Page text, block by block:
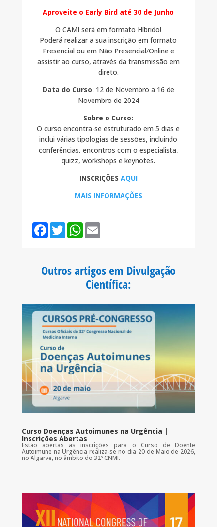
Aproveite o Early Bird até 30 de Junho
O CAMI será em formato Híbrido!
Poderá realizar a sua inscrição em formato
Presencial ou em Não Presencial/Online e
assistir ao curso, através da transmissão em
direto.
Data do Curso: 12 de Novembro a 16 de
Novembro de 2024
Sobre o Curso:
O curso encontra-se estruturado em 5 dias e
inclui várias tipologias de sessões, incluindo
conferências, encontros com o especialista,
quizz, workshops e keynotes.
INSCRIÇÕES AQUI
MAIS INFORMAÇÕES
F
o
T
w
r
W
A
p
p
E
Outros artigos em Divulgação
Científica:
Curso Doenças Autoimunes na Urgência |
Inscrições Abertas
Estão abertas as inscrições para o Curso de Doente
Autoimune na Urgência realiza-se no dia 20 de Maio de 2026,
no Algarve, no âmbito do 32º CNMI.